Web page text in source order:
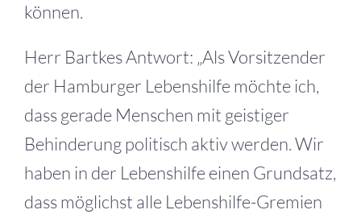
können.
Herr Bartkes Antwort: „Als Vorsitzender
der Hamburger Lebenshilfe möchte ich,
dass gerade Menschen mit geistiger
Behinderung politisch aktiv werden. Wir
haben in der Lebenshilfe einen Grundsatz,
dass möglichst alle Lebenshilfe-Gremien